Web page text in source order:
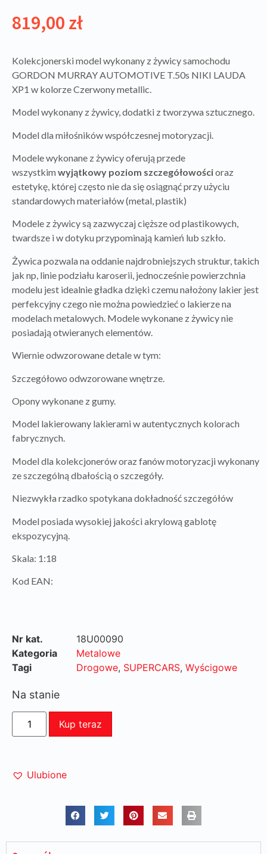
819,00 zł
Kolekcjonerski model wykonany z żywicy samochodu
GORDON MURRAY AUTOMOTIVE T.50s NIKI LAUDA
XP1 w kolorze Czerwony metallic.
Model wykonany z żywicy, dodatki z tworzywa sztucznego.
Model dla miłośników współczesnej motoryzacji.
Modele wykonane z żywicy oferują przede
wszystkimwyjątkowy poziom szczegółowościoraz
estetykę, której często nie da się osiągnąć przy użyciu
standardowych materiałów (metal, plastik)
Modele z żywicy są zazwyczaj cięższe od plastikowych,
twardsze i w dotyku przypominają kamień lub szkło.
Żywica pozwala na oddanie najdrobniejszych struktur, takich
jak np, linie podziału karoserii, jednocześnie powierzchnia
modelu jest idealnie gładka dzięki czemu nałożony lakier jest
perfekcyjny czego nie można powiedzieć o lakierze na
modelach metalowych. Modele wykonane z żywicy nie
posiadają otwieranych elementów.
Wiernie odwzorowane detale w tym:
Szczegółowo odwzorowane wnętrze.
Opony wykonane z gumy.
Model lakierowany lakierami w autentycznych kolorach
fabrycznych.
Model dla kolekcjonerów oraz fanów motoryzacji wykonany
ze szczególną dbałością o szczegóły.
Niezwykła rzadko spotykana dokładność szczegółów
Model posiada wysokiej jakości akrylową gablotę
ekspozycyjną.
Skala: 1:18
Kod EAN:
Nr kat.
18U00090
Kategoria
Metalowe
Tagi
Drogowe, SUPERCARS, Wyścigowe
Na stanie
Kup teraz
Ulubione